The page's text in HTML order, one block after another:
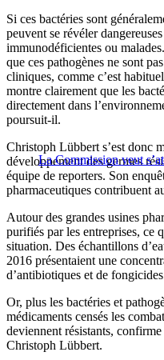
Si ces bactéries sont
peuvent se révéler
immunodéficientes ou
que ces pathogènes ne sont
cliniques, comme c’est
montre clairement que les
directement dans
poursuit-il.
La Commission veut
Christoph Lübbert s’est donc
développement des germes
équipe de reporters. Son
pharmaceutiques contribuent
Autour des grandes usines
purifiés par les entreprises, ce
situation. Des échantillons
2016 présentaient une
d’antibiotiques et de
Or, plus les bactéries et
médicaments censés les
deviennent résistants,
Christoph Lübbert.